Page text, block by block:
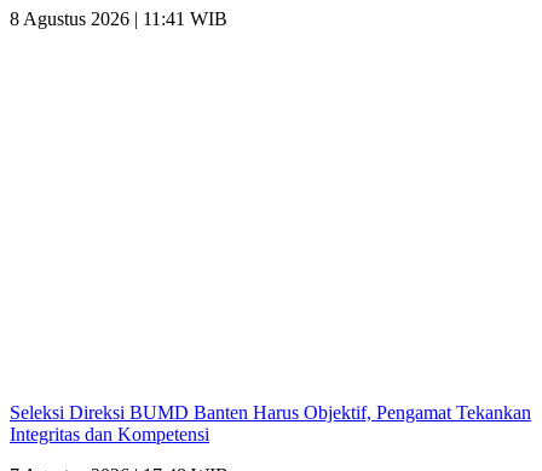
8 Agustus 2026 | 11:41 WIB
Seleksi Direksi BUMD Banten Harus Objektif, Pengamat Tekankan
Integritas dan Kompetensi